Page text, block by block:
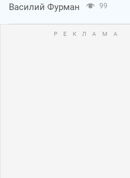
Василий Фурман 99